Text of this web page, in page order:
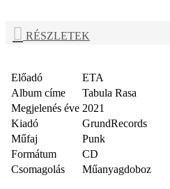
RÉSZLETEK
Előadó
ETA
Album címe
Tabula Rasa
Megjelenés éve 2021
Kiadó
GrundRecords
Műfaj
Punk
Formátum
CD
Csomagolás
Műanyagdoboz